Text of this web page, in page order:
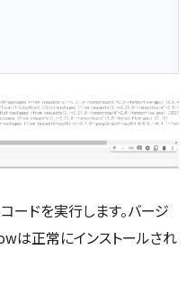
ードを実行します。バージ
は正常にインストールされ